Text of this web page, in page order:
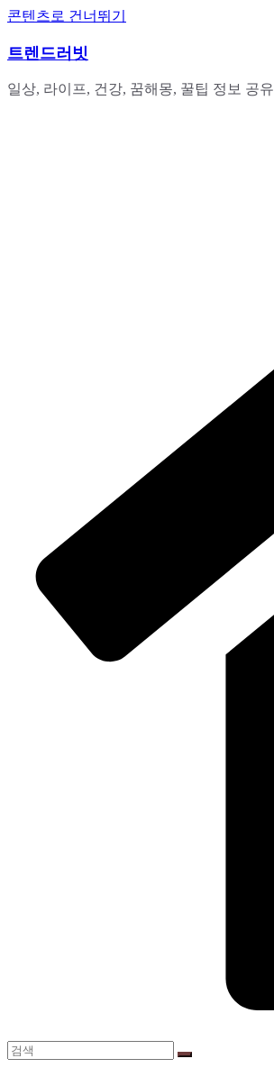
콘텐츠로 건너뛰기
트렌드러빗
일상, 라이프, 건강, 꿈해몽, 꿀팁 정보 공유